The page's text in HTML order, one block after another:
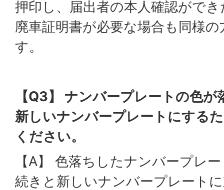
押印し、届出者の本人確認がで
廃車証明書が必要な場合も同様
す。
【Q3】 ナンバープレートの色
新しいナンバープレートにする
ください。
【A】 色落ちしたナンバープレ
続きと新しいナンバープレート